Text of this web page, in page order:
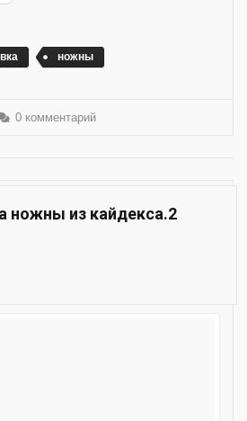
ножны
0 комментарий
ножны из кайдекса.2